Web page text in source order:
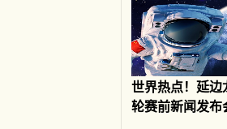
世界热点！延边
轮赛前新闻发布